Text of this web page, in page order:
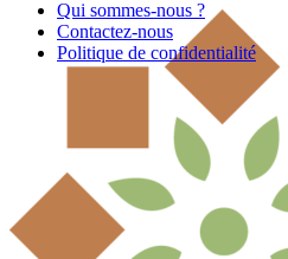
Qui sommes-nous ?
Contactez-nous
Politique de confidentialité